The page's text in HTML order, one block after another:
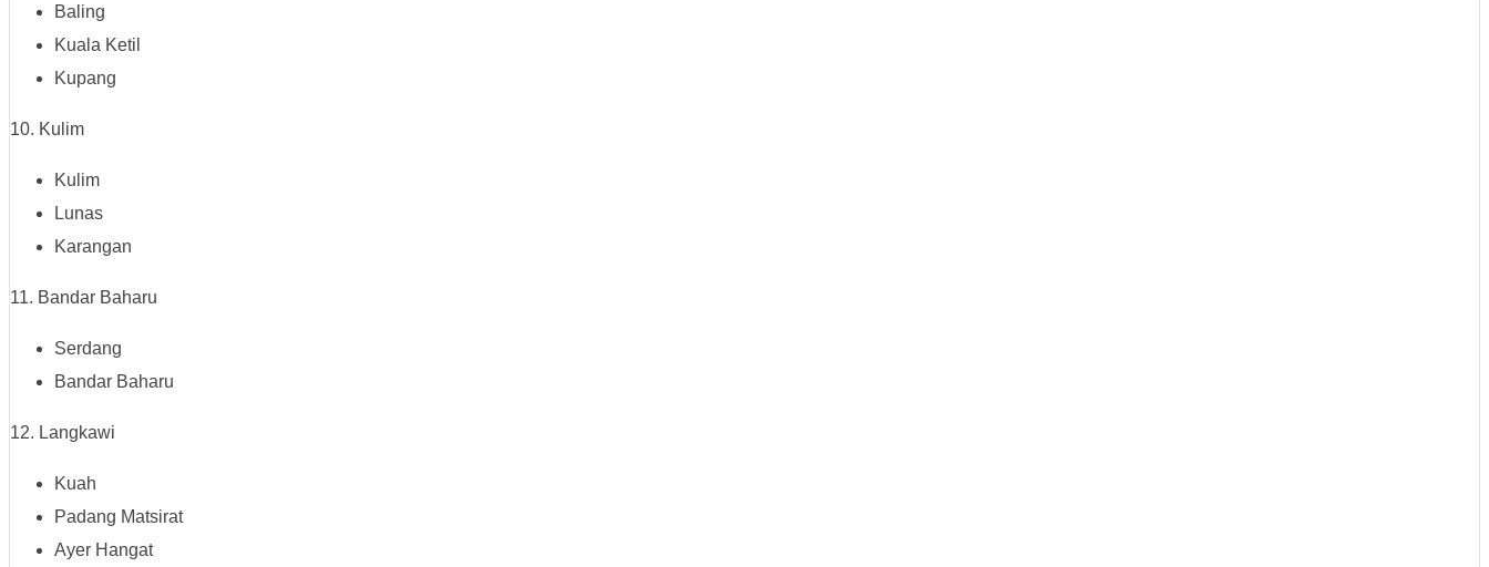
Baling
Kuala Ketil
Kupang
10. Kulim
Kulim
Lunas
Karangan
11. Bandar Baharu
Serdang
Bandar Baharu
12. Langkawi
Kuah
Padang Matsirat
Ayer Hangat